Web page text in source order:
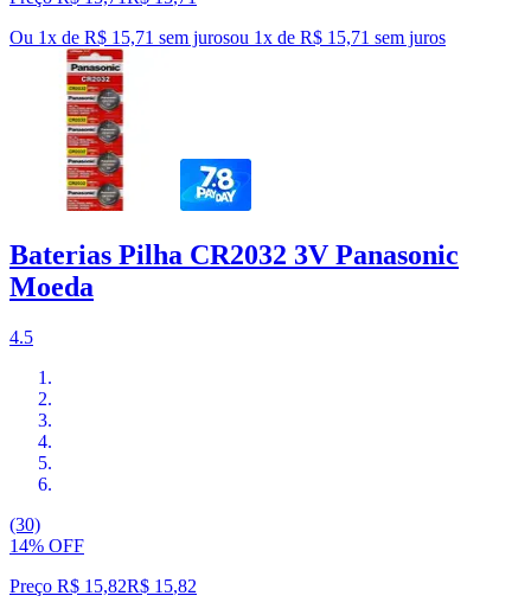
Ou 1x de R$ 15,71 sem jurosou 1x de R$ 15,71 sem juros
Baterias Pilha CR2032 3V Panasonic
Moeda
4.5
(30)
14% OFF
Preço R$ 15,82R$ 15,82